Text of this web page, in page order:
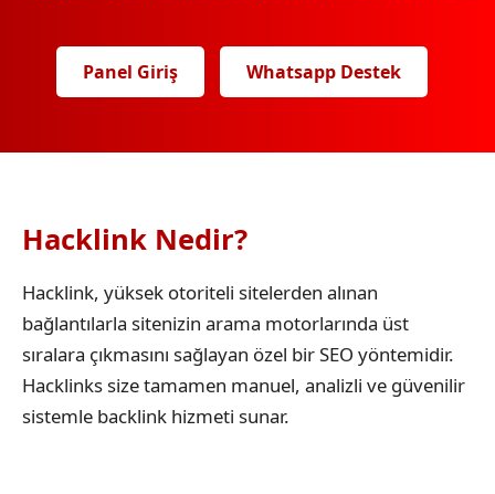
Panel Giriş Whatsapp Destek
Hacklink Nedir?
Hacklink, yüksek otoriteli sitelerden alınan
bağlantılarla sitenizin arama motorlarında üst
sıralara çıkmasını sağlayan özel bir SEO yöntemidir.
Hacklinks size tamamen manuel, analizli ve güvenilir
sistemle backlink hizmeti sunar.